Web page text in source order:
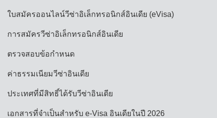
ใบสมัครออนไลน์วีซ่าอิเล็กทรอนิกส์อินเดีย (eVisa)
การสมัครวีซ่าอิเล็กทรอนิกส์อินเดีย
ตรวจสอบข้อกำหนด
ค่าธรรมเนียมวีซ่าอินเดีย
ประเทศที่มีสิทธิ์ได้รับวีซ่าอินเดีย
เอกสารที่จำเป็นสำหรับ e-Visa อินเดียในปี 2026